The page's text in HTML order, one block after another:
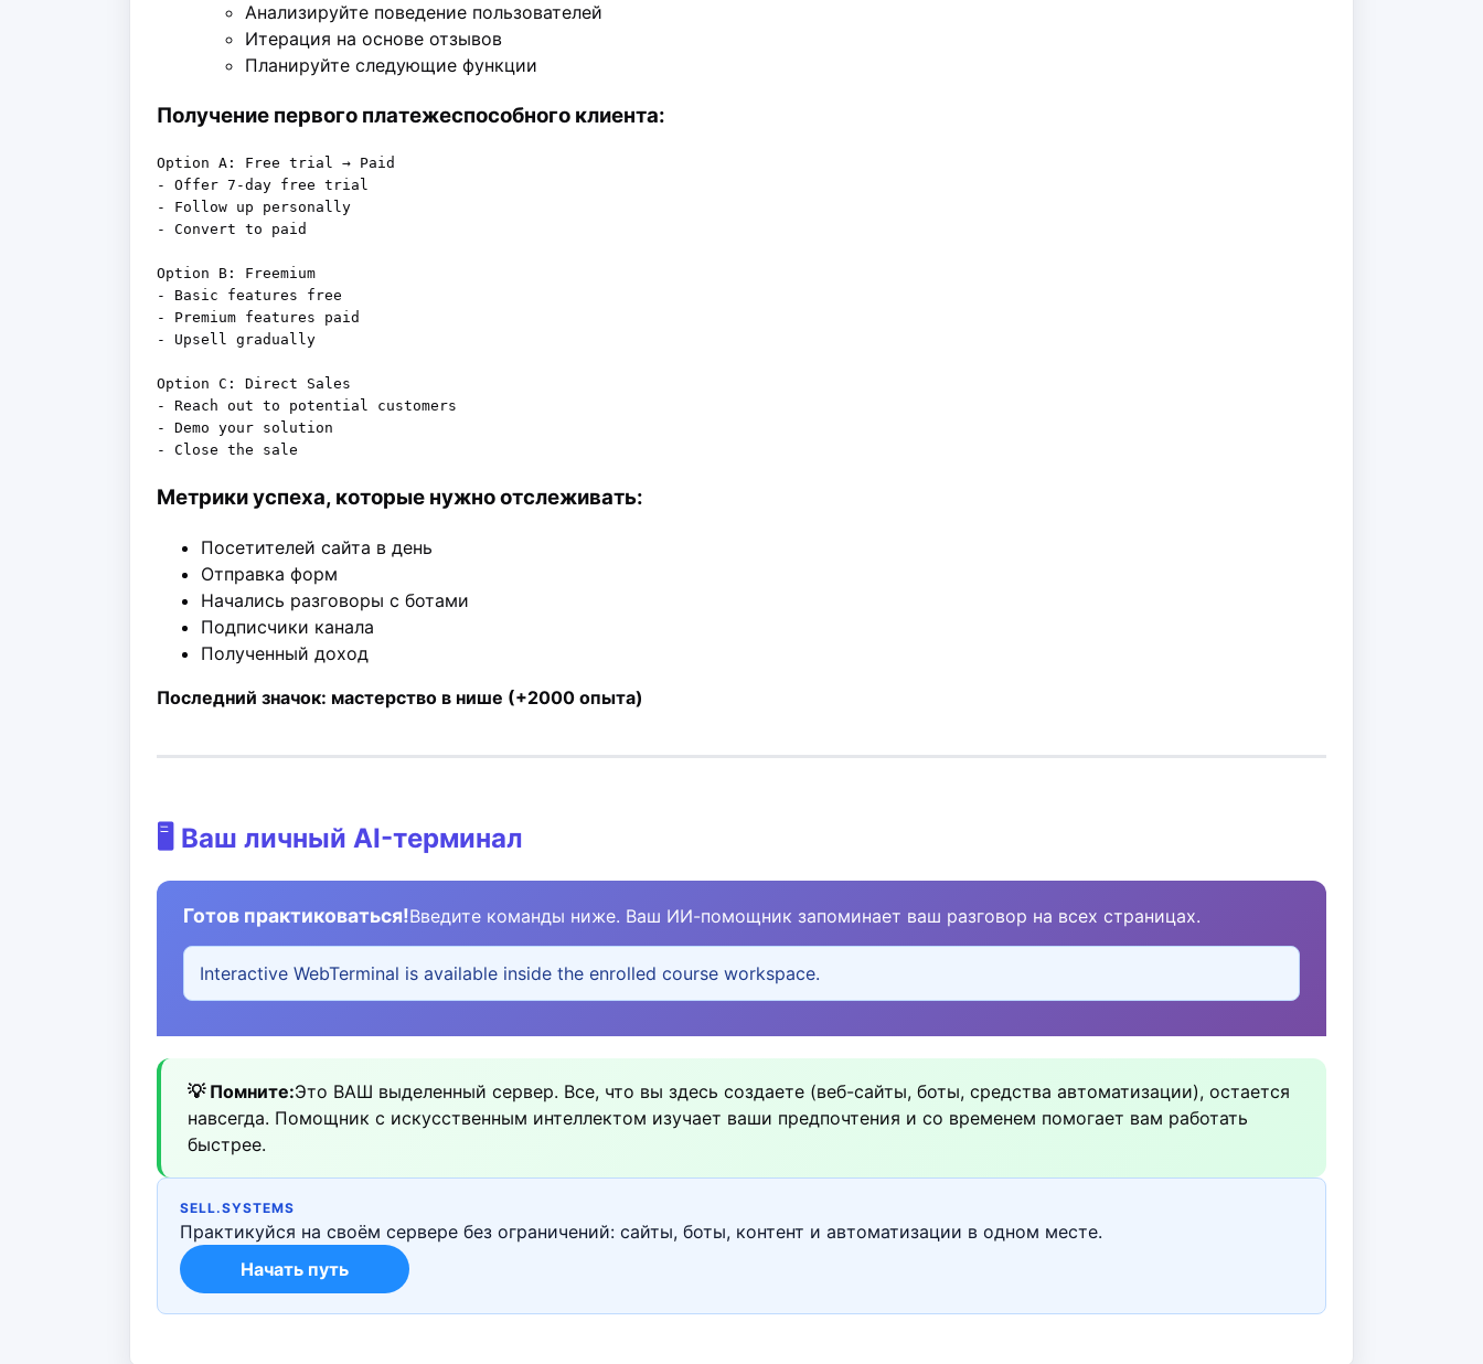
Анализируйте поведение пользователей
Итерация на основе отзывов
Планируйте следующие функции
Получение первого платежеспособного клиента:
Option A: Free trial → Paid
- Offer 7-day free trial
- Follow up personally
- Convert to paid
Option B: Freemium
- Basic features free
- Premium features paid
- Upsell gradually
Option C: Direct Sales
- Reach out to potential customers
- Demo your solution
Метрики успеха, которые нужно отслеживать:
Посетителей сайта в день
Отправка форм
Начались разговоры с ботами
Подписчики канала
Полученный доход
Последний значок: мастерство в нише (+2000 опыта)
🖥️ Ваш личный AI-терминал
Готов практиковаться!Введите команды ниже. Ваш ИИ-помощник запоминает ваш разговор на всех страницах.
Interactive WebTerminal is available inside the enrolled course workspace.
💡 Помните:Это ВАШ выделенный сервер. Все, что вы здесь создаете (веб-сайты, боты, средства автоматизации), остается
навсегда. Помощник с искусственным интеллектом изучает ваши предпочтения и со временем помогает вам работать
быстрее.
SELL.SYSTEMS
Практикуйся на своём сервере без ограничений: сайты, боты, контент и автоматизации в одном месте.
Начать путь